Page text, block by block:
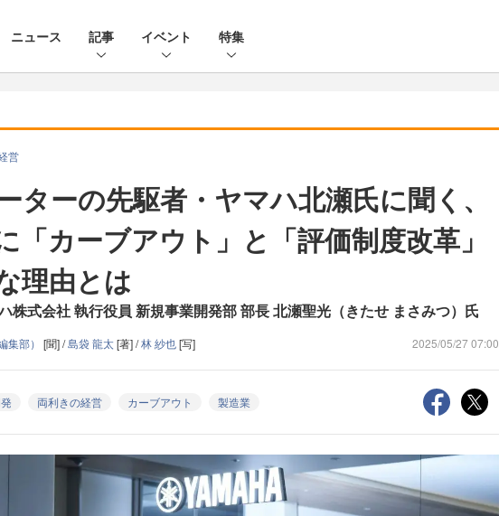
ニュース 記事 イベント 特集
営
ターの先駆者・ヤマハ北瀬氏に聞く、
「カーブアウト」と「評価制度改革」
理由とは
株式会社 執行役員 新規事業開発部 部長 北瀬聖光（きたせ まさみつ）氏
集部） [聞] /島袋 龍太[著] /林 紗也[写] 2025/05/27 07:00
両利きの経営 カーブアウト 製造業